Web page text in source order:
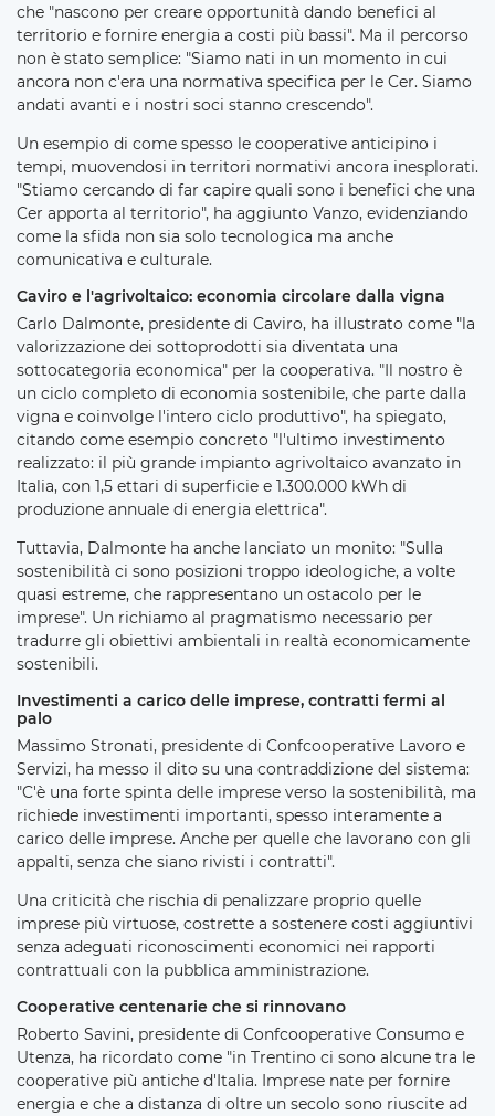
che "nascono per creare opportunità dando benefici al
territorio e fornire energia a costi più bassi". Ma il percorso
non è stato semplice: "Siamo nati in un momento in cui
ancora non c'era una normativa specifica per le Cer. Siamo
andati avanti e i nostri soci stanno crescendo".
Un esempio di come spesso le cooperative anticipino i
tempi, muovendosi in territori normativi ancora inesplorati.
"Stiamo cercando di far capire quali sono i benefici che una
Cer apporta al territorio", ha aggiunto Vanzo, evidenziando
come la sfida non sia solo tecnologica ma anche
comunicativa e culturale.
Caviro e l'agrivoltaico: economia circolare dalla vigna
Carlo Dalmonte, presidente di Caviro, ha illustrato come "la
valorizzazione dei sottoprodotti sia diventata una
sottocategoria economica" per la cooperativa. "Il nostro è
un ciclo completo di economia sostenibile, che parte dalla
vigna e coinvolge l'intero ciclo produttivo", ha spiegato,
citando come esempio concreto "l'ultimo investimento
realizzato: il più grande impianto agrivoltaico avanzato in
Italia, con 1,5 ettari di superficie e 1.300.000 kWh di
produzione annuale di energia elettrica".
Tuttavia, Dalmonte ha anche lanciato un monito: "Sulla
sostenibilità ci sono posizioni troppo ideologiche, a volte
quasi estreme, che rappresentano un ostacolo per le
imprese". Un richiamo al pragmatismo necessario per
tradurre gli obiettivi ambientali in realtà economicamente
sostenibili.
Investimenti a carico delle imprese, contratti fermi al
palo
Massimo Stronati, presidente di Confcooperative Lavoro e
Servizi, ha messo il dito su una contraddizione del sistema:
"C'è una forte spinta delle imprese verso la sostenibilità, ma
richiede investimenti importanti, spesso interamente a
carico delle imprese. Anche per quelle che lavorano con gli
appalti, senza che siano rivisti i contratti".
Una criticità che rischia di penalizzare proprio quelle
imprese più virtuose, costrette a sostenere costi aggiuntivi
senza adeguati riconoscimenti economici nei rapporti
contrattuali con la pubblica amministrazione.
Cooperative centenarie che si rinnovano
Roberto Savini, presidente di Confcooperative Consumo e
Utenza, ha ricordato come "in Trentino ci sono alcune tra le
cooperative più antiche d'Italia. Imprese nate per fornire
energia e che a distanza di oltre un secolo sono riuscite ad